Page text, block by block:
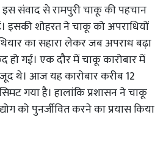
संवाद से रामपुरी चाकू की पहचान
इसकी शोहरत ने चाकू को अपराधियों
का सहारा लेकर जब अपराध बढ़ा
हो गई। एक दौर में चाकू कारोबार में
थे। आज यह कारोबार करीब 12
गया है। हालांकि प्रशासन ने चाकू
को पुनर्जीवित करने का प्रयास किया